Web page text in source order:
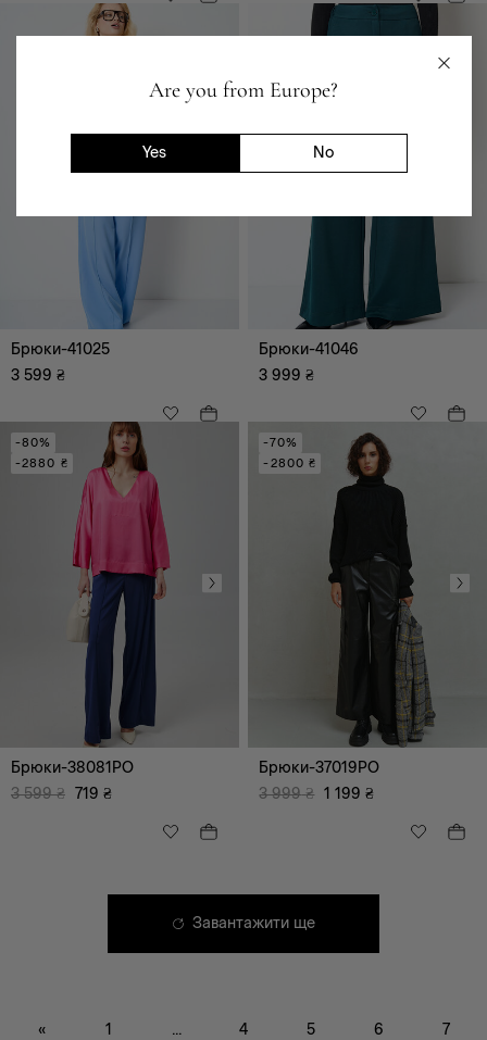
Are you from Europe?
Yes No
кардігани, худі
Піджаки, жакети,
Костюми
Джинсовий одяг
Корсети
XXL
XXXL
БР
Брюки-41025
3 599 ₴
Брюки-41046
3 999 ₴
-80%
-2880 ₴
Брюки-38081PO
3 599 ₴ 719 ₴
-70%
-2800 ₴
Брюки-37019PO
3 999 ₴ 1 199 ₴
Завантажити ще
« 1 ... 4 5 6 7